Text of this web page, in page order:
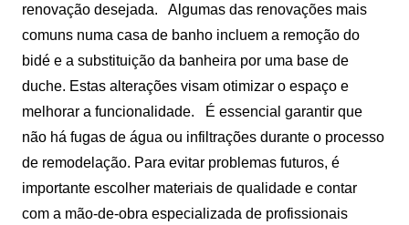
renovação desejada.
Algumas das renovações mais
comuns numa casa de banho incluem a remoção do
bidé e a substituição da banheira por uma base de
duche. Estas alterações visam otimizar o espaço e
melhorar a funcionalidade.
É essencial garantir que
não há fugas de água ou infiltrações durante o processo
de remodelação. Para evitar problemas futuros, é
importante escolher materiais de qualidade e contar
com a mão-de-obra especializada de profissionais